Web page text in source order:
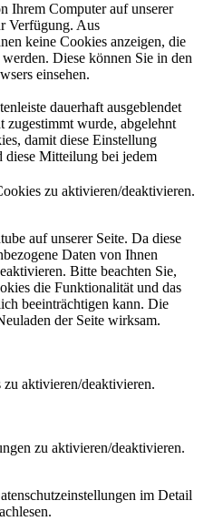
Ihrem Computer auf unserer
Verfügung. Aus
keine Cookies anzeigen, die
Diese können Sie in den
einsehen.
dauerhaft ausgeblendet
wurde, abgelehnt
damit diese Einstellung
Mitteilung bei jedem
zu aktivieren/deaktivieren.
auf unserer Seite. Da diese
Daten von Ihnen
Bitte beachten Sie,
die Funktionalität und das
beeinträchtigen kann. Die
der Seite wirksam.
aktivieren/deaktivieren.
zu aktivieren/deaktivieren.
im Detail